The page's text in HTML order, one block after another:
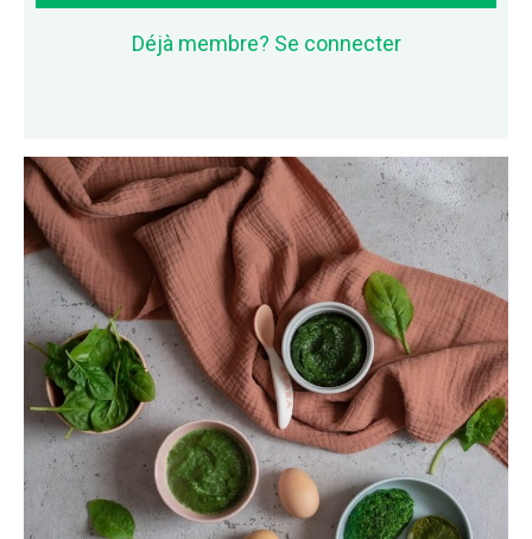
Déjà membre? Se connecter